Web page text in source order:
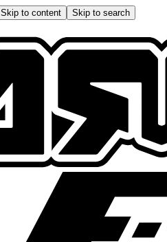
Skip to content Skip to search